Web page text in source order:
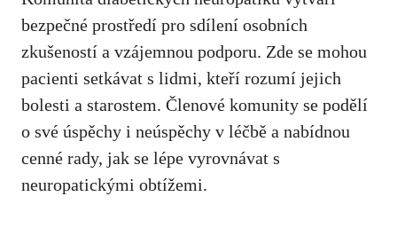
bezpečné​ prostředí pro sdílení osobních​
zkušeností⁢ a vzájemnou ‍podporu. Zde se ⁤mohou
pacienti setkávat s lidmi, kteří‌ rozumí ‌jejich
‌bolesti a starostem. Členové komunity ​se podělí
⁤o své úspěchy i neúspěchy v léčbě a nabídnou
cenné rady, jak se lépe vyrovnávat s⁣
neuropatickými obtížemi.